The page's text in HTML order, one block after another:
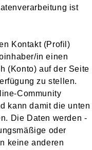
ist
Kontakt (Profil)
in einen
(Konto) auf der Seite
zu stellen.
Community
kann damit die unten
Die Daten werden -
oder
keine anderen